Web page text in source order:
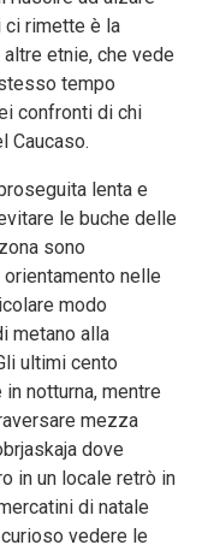
ci rimette è la
etnie, che vede
tempo
confronti di chi
Caucaso.
lenta e
le buche delle
sono
nelle
modo
metano alla
ultimi cento
notturna, mentre
mezza
dove
in un locale retrò in
di natale
vedere le